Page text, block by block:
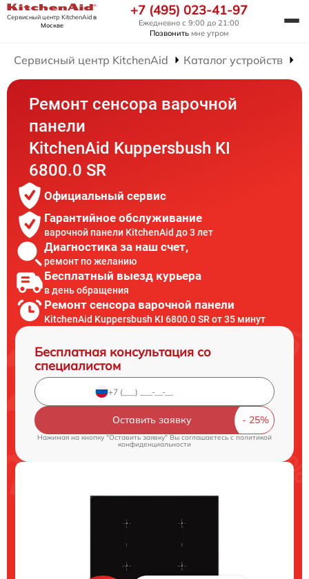
Сервисный центр KitchenAidв
Москве
+7 (495) 023-41-97
Ежедневно с 9:00 до 21:00
Позвонить мне утром
Сервисный центр KitchenAid Каталог устройств
Ремонт сенсора варочной
панели
KitchenAid Kuppersbush KI
6800.0 SR
Официальный сервис
Гарантийное обслуживание
варочной панели KitchenAid до 3 лет
Диагностика за наш счет,
ремонт по желанию
Бесплатный выезд курьера
в день обращения
Ремонт сенсора варочной панели
KitchenAid Kuppersbush KI 6800.0 SR от 35 минут
Бесплатная консультация со
специалистом
Оставить заявку
Нажимая на кнопку "Оставить заявку" Вы соглашаетесь cполитикой
конфиденциальности